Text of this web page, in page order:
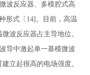
波反应器、多模腔式高
形式〔14]。目前，高温
波反应器占主导地位。
导中激起单一基模微波
立起很高的电场强度。